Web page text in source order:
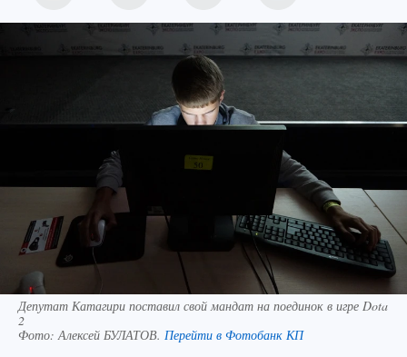
Депутат Катагири поставил свой мандат на поединок в игре Dota
2
Фото: Алексей БУЛАТОВ. Перейти в Фотобанк КП